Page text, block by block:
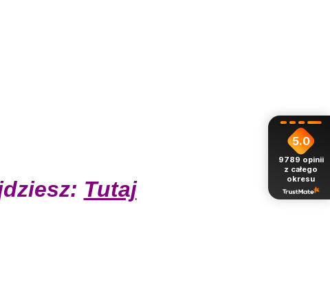
Tutaj
5.0
9789 opinii
z całego
okresu